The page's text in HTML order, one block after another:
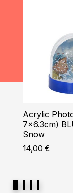
Acrylic
7×6.3cm)
Snow
14,00 €